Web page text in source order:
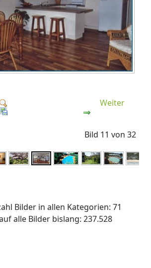
Weiter
Bild 11 von 32
Bilder in allen Kategorien: 71
alle Bilder bislang: 237.528